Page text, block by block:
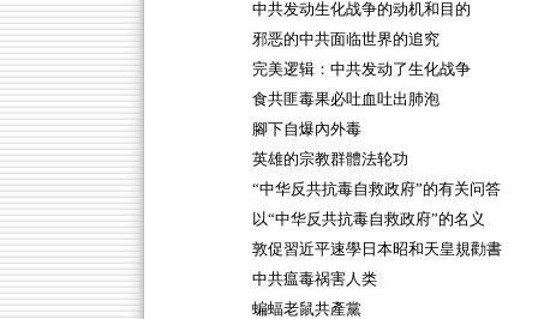
中共发动生化战争的动机和目的
邪恶的中共面临世界的追究
完美逻辑：中共发动了生化战争
食共匪毒果必吐血吐出肺泡
腳下自爆內外毒
英雄的宗教群體法轮功
“中华反共抗毒自救政府”的有关问答
以“中华反共抗毒自救政府”的名义
敦促習近平速學日本昭和天皇規勸書
中共瘟毒祸害人类
蝙蝠老鼠共產黨